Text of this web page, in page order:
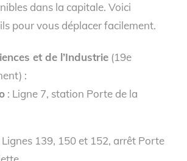
dans la capitale. Voici
pour vous déplacer facilement.
et de l’Industrie(19e
:
: Ligne 7, station Porte de la
Lignes 139, 150 et 152, arrêt Porte